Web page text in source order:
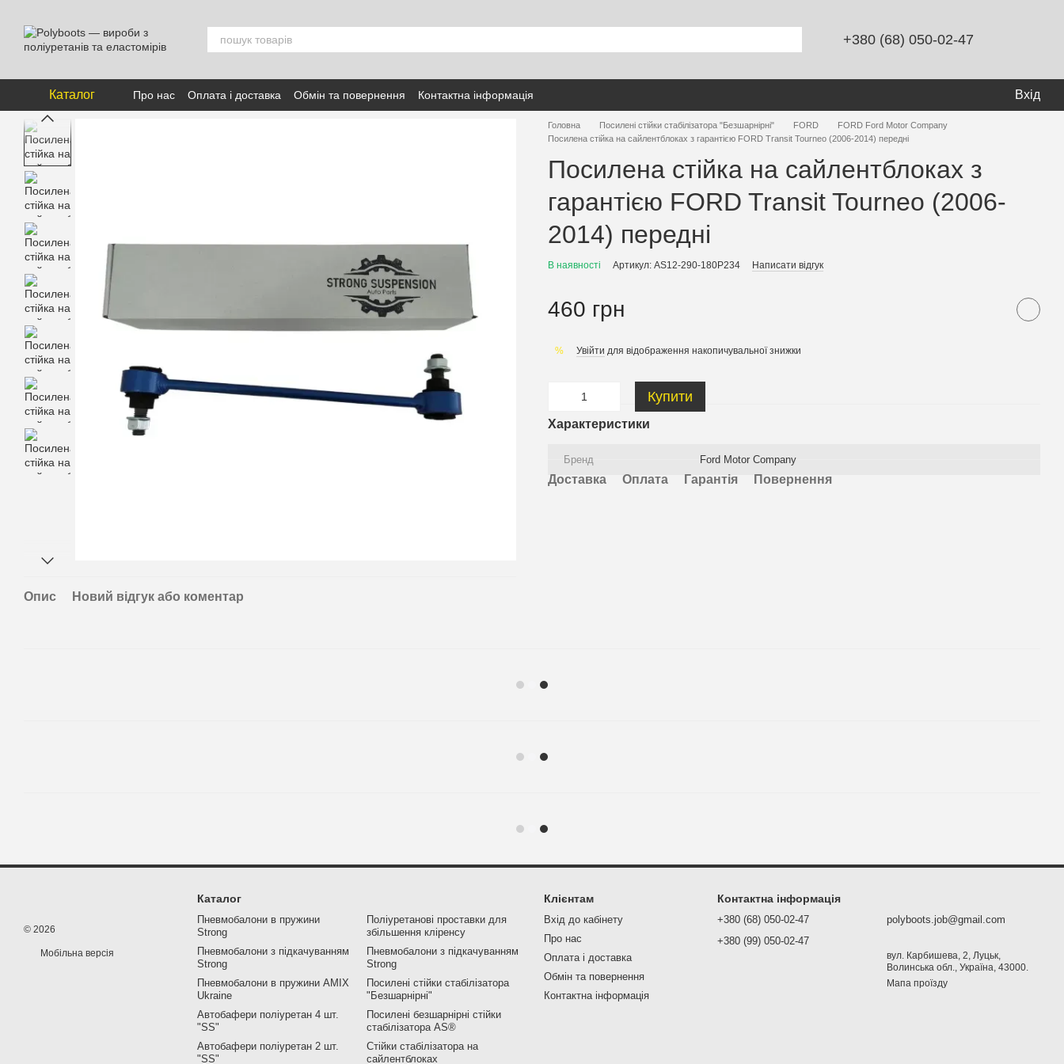
+380 (68) 050-02-47
Каталог Про нас Оплата і доставка Обмін та повернення Контактна інформація Вхід
Опис Новий відгук або коментар
Головна Посилені стійки стабілізатора "Безшарнірні" FORD
FORD Ford Motor Company
Посилена стійка на сайлентблоках з гарантією FORD Transit Tourneo (2006-2014) передні
Посилена стійка на сайлентблоках з
гарантією FORD Transit Tourneo (2006-
2014) передні
В наявності Артикул: AS12-290-180P234 Написати відгук
460 грн
% Увійти для відображення накопичувальної знижки
Купити
Характеристики
Бренд Ford Motor Company
Доставка Оплата Гарантія Повернення
© 2026
Мобільна версія
Каталог
Пневмобалони в пружини
Strong
Пневмобалони з підкачуванням
Strong
Пневмобалони в пружини AMIX
Ukraine
Автобафери поліуретан 4 шт.
"SS"
Автобафери поліуретан 2 шт.
"SS"
Поліуретанові проставки для
збільшення кліренсу
Пневмобалони з підкачуванням
Strong
Посилені стійки стабілізатора
"Безшарнірні"
Посилені безшарнірні стійки
стабілізатора AS®
Стійки стабілізатора на
сайлентблоках
Клієнтам
Вхід до кабінету
Про нас
Оплата і доставка
Обмін та повернення
Контактна інформація
Контактна інформація
+380 (68) 050-02-47
+380 (99) 050-02-47
polyboots.job@gmail.com
вул. Карбишева, 2, Луцьк,
Волинська обл., Україна, 43000.
Мапа проїзду